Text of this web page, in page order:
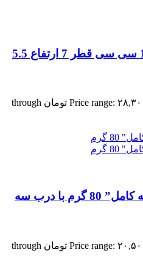
جار پت استوانه شفاف 150 سی سی قطر 7 ارتفاع 5.5
Price range: ۲۸,۳۰۰ تومان through
پت ادویه شفاف مدل “ادویه کامل” 80 گرم با درب سه
Price range: ۲۰,۵۰۰ تومان through